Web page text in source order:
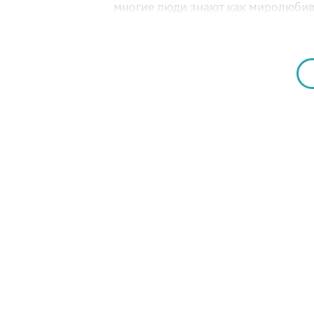
многие люди знают как